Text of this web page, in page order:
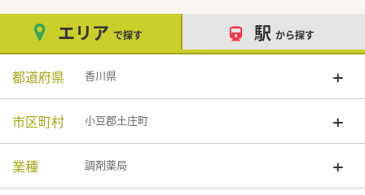
エリア で探す 駅 から探す
都道府県 香川県
市区町村 小豆郡土庄町
業種 調剤薬局